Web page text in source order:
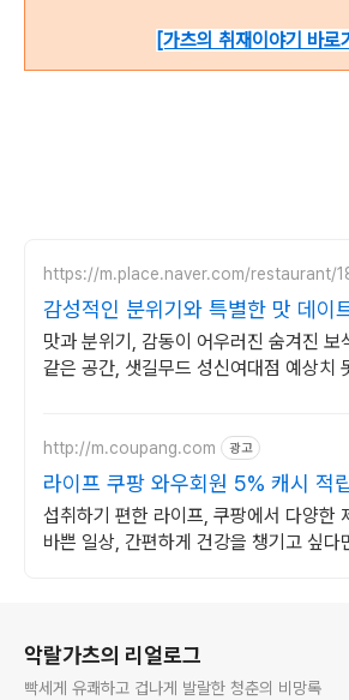
[가츠의 취재이야기 바로
https://m.place.naver.com/restaurant/
감성적인 분위기와 특별한 맛 데이
위한 특별한 공간
맛과 분위기, 감동이 어우러진 숨겨진 보
같은 공간, 샛길무드 성신여대점 예상치
http://m.coupang.com 광고
라이프 쿠팡 와우회원 5% 캐시 적
섭취하기 편한 라이프, 쿠팡에서 다양한
바쁜 일상, 간편하게 건강을 챙기고 싶다
악랄가츠의 리얼로그
빡세게 유쾌하고 겁나게 발랄한 청춘의 비망록